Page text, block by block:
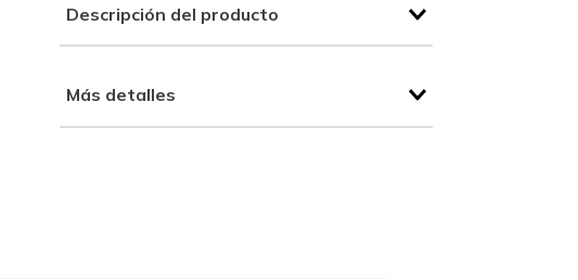
Descripción del producto
Más detalles